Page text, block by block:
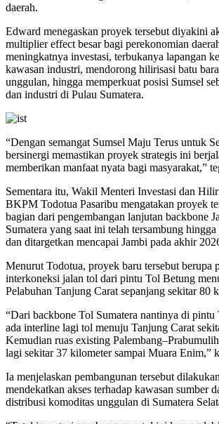
daerah.
Edward menegaskan proyek tersebut diyakini
multiplier effect besar bagi perekonomian
meningkatnya investasi, terbukanya lapangan
kawasan industri, mendorong hilirisasi batu
unggulan, hingga memperkuat posisi Sumsel
dan industri di Pulau Sumatera.
“Dengan semangat Sumsel Maju Terus untuk
bersinergi memastikan proyek strategis ini
memberikan manfaat nyata bagi masyarakat,”
Sementara itu, Wakil Menteri Investasi dan
BKPM Todotua Pasaribu mengatakan proyek
bagian dari pengembangan lanjutan backbone
Sumatera yang saat ini telah tersambung hingga
dan ditargetkan mencapai Jambi pada akhir
Menurut Todotua, proyek baru tersebut berupa
interkoneksi jalan tol dari pintu Tol Betung
Pelabuhan Tanjung Carat sepanjang sekitar 80
“Dari backbone Tol Sumatera nantinya di pintu
ada interline lagi tol menuju Tanjung Carat
Kemudian ruas existing
lagi sekitar 37 kilometer sampai Muara Enim,”
Ia menjelaskan pembangunan tersebut
mendekatkan akses terhadap kawasan sumber
distribusi komoditas unggulan di Sumatera